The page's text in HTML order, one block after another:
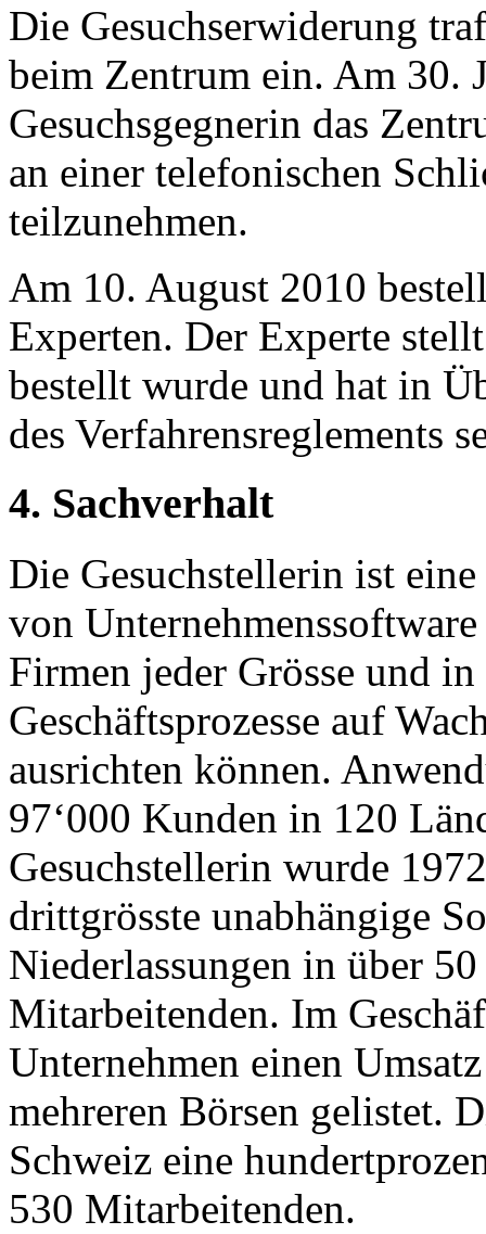
Die Gesuchserwiderung
beim Zentrum ein. Am 30.
Gesuchsgegnerin das
an einer telefonischen
teilzunehmen.
Am 10. August 2010
Experten. Der Experte
bestellt wurde und hat in
des Verfahrensreglements
4. Sachverhalt
Die Gesuchstellerin ist
von
Firmen jeder Grösse und
Geschäftsprozesse auf
ausrichten können.
97‘000 Kunden in 120
Gesuchstellerin wurde
drittgrösste unabhängige
Niederlassungen in über
Mitarbeitenden. Im
Unternehmen einen
mehreren Börsen gelistet.
Schweiz eine
530 Mitarbeitenden.